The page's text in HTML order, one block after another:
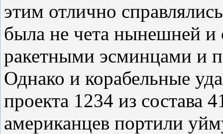
этим отлично
была не чета нынешней и
ракетными эсминцами и
Однако и корабельные
проекта 1234 из состава
американцев портили